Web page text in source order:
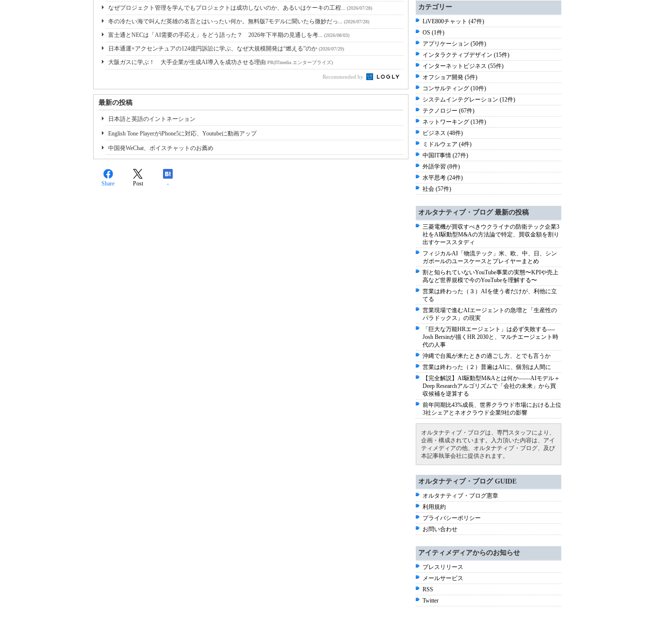
なぜプロジェクト管理を学んでもプロジェクトは成功しないのか、あるいはケーキの工程... (2026/07/28)
冬の冷たい海で叫んだ英雄の名言とはいったい何か。無料版7モデルに聞いたら微妙だっ... (2026/07/28)
富士通とNECは「AI需要の手応え」をどう語った？ 2026年下半期の見通しを考... (2026/08/03)
日本通運×アクセンチュアの124億円訴訟に学ぶ、なぜ大規模開発は“燃える”のか (2026/07/29)
大阪ガスに学ぶ！ 大手企業が生成AI導入を成功させる理由 PR(ITmedia エンタープライズ)
Recommended by
最新の投稿
日本語と英語のイントネーション
English Tone PlayerがiPhone5に対応、Youtubeに動画アップ
中国発WeChat、ボイスチャットのお薦め
Share Post -
カテゴリー
LiVE800チャット (47件)
OS (1件)
アプリケーション (50件)
インタラクティブデザイン (15件)
インターネットビジネス (55件)
オフショア開発 (5件)
コンサルティング (10件)
システムインテグレーション (12件)
テクノロジー (67件)
ネットワーキング (13件)
ビジネス (48件)
ミドルウェア (4件)
中国IT事情 (27件)
外語学習 (8件)
水平思考 (24件)
社会 (57件)
オルタナティブ・ブログ 最新の投稿
三菱電機が買収すべきウクライナの防衛テック企業3
社をAI駆動型M&Aの方法論で特定、買収金額を割り
出すケーススタディ
フィジカルAI「物流テック」米、欧、中、日、シン
ガポールのユースケースとプレイヤーまとめ
割と知られていないYouTube事業の実態〜KPIや売上
高など世界規模で今のYouTubeを理解する〜
営業は終わった（３）AIを使う者だけが、利他に立
てる
営業現場で進むAIエージェントの急増と「生産性の
パラドックス」の現実
「巨大な万能HRエージェント」は必ず失敗する----
Josh Bersinが描くHR 2030と、マルチエージェント時
代の人事
沖縄で台風が来たときの過ごし方、とでも言うか
営業は終わった（２）普遍はAIに、個別は人間に
【完全解説】AI駆動型M&Aとは何か――AIモデル＋
Deep Researchアルゴリズムで「会社の未来」から買
収候補を逆算する
前年同期比43%成長、世界クラウド市場における上位
3社シェアとネオクラウド企業9社の影響
オルタナティブ・ブログは、専門スタッフにより、
企画・構成されています。入力頂いた内容は、アイ
ティメディアの他、オルタナティブ・ブログ、及び
本記事執筆会社に提供されます。
オルタナティブ・ブログ GUIDE
オルタナティブ・ブログ憲章
利用規約
プライバシーポリシー
お問い合わせ
アイティメディアからのお知らせ
プレスリリース
メールサービス
RSS
Twitter